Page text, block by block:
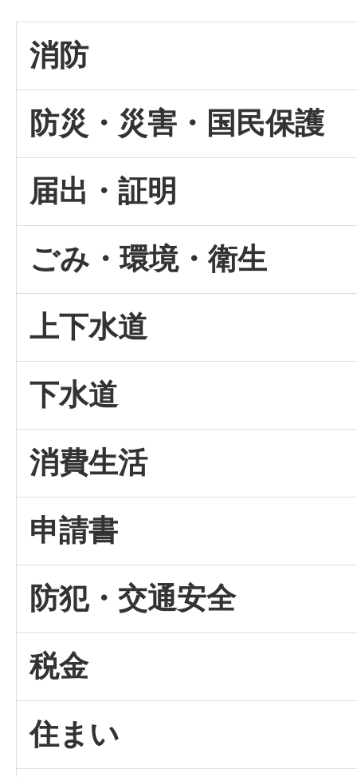
消防
防災・災害・国民保護
届出・証明
ごみ・環境・衛生
上下水道
下水道
消費生活
申請書
防犯・交通安全
税金
住まい